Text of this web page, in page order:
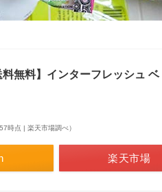
料無料】インターフレッシュ
時点 | 楽天市場調べ）
楽天市場